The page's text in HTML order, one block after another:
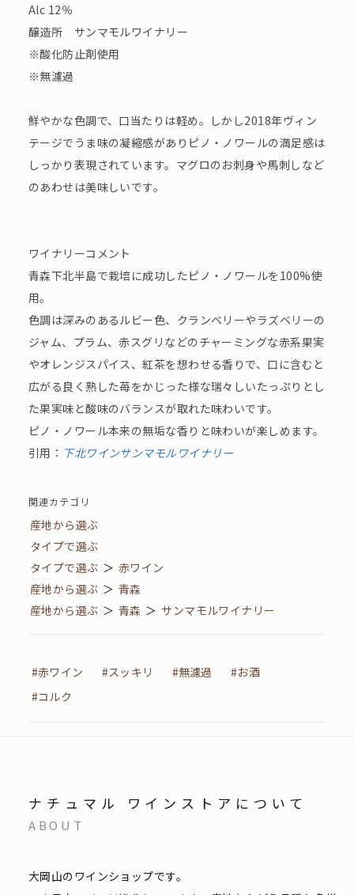
Alc 12％
醸造所 サンマモルワイナリー
※酸化防止剤使用
※無濾過
鮮やかな色調で、口当たりは軽め。しかし2018年ヴィン
テージでうま味の凝縮感がありピノ・ノワールの満足感は
しっかり表現されています。マグロのお刺身や馬刺しなど
のあわせは美味しいです。
ワイナリーコメント
青森下北半島で栽培に成功したピノ・ノワールを100%使
用。
色調は深みのあるルビー色、クランベリーやラズベリーの
ジャム、プラム、赤スグリなどのチャーミングな赤系果実
やオレンジスパイス、紅茶を想わせる香りで、口に含むと
広がる良く熟した苺をかじった様な瑞々しいたっぷりとし
た果実味と酸味のバランスが取れた味わいです。
ピノ・ノワール本来の無垢な香りと味わいが楽しめます。
引用： 下北ワインサンマモルワイナリー
関連カテゴリ
産地から選ぶ
タイプで選ぶ
タイプで選ぶ ＞ 赤ワイン
産地から選ぶ ＞ 青森
産地から選ぶ ＞ 青森 ＞ サンマモルワイナリー
#赤ワイン #スッキリ #無濾過
#お酒
#コルク
ナチュマル ワインストアについて
ABOUT
大岡山のワインショップです。